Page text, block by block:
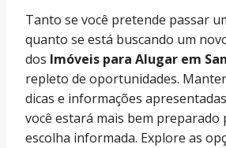
Tanto se você pretende passar
quanto se está buscando um
dos Imóveis para Alugar em
repleto de oportunidades.
dicas e informações
você estará mais bem preparado
escolha informada. Explore as